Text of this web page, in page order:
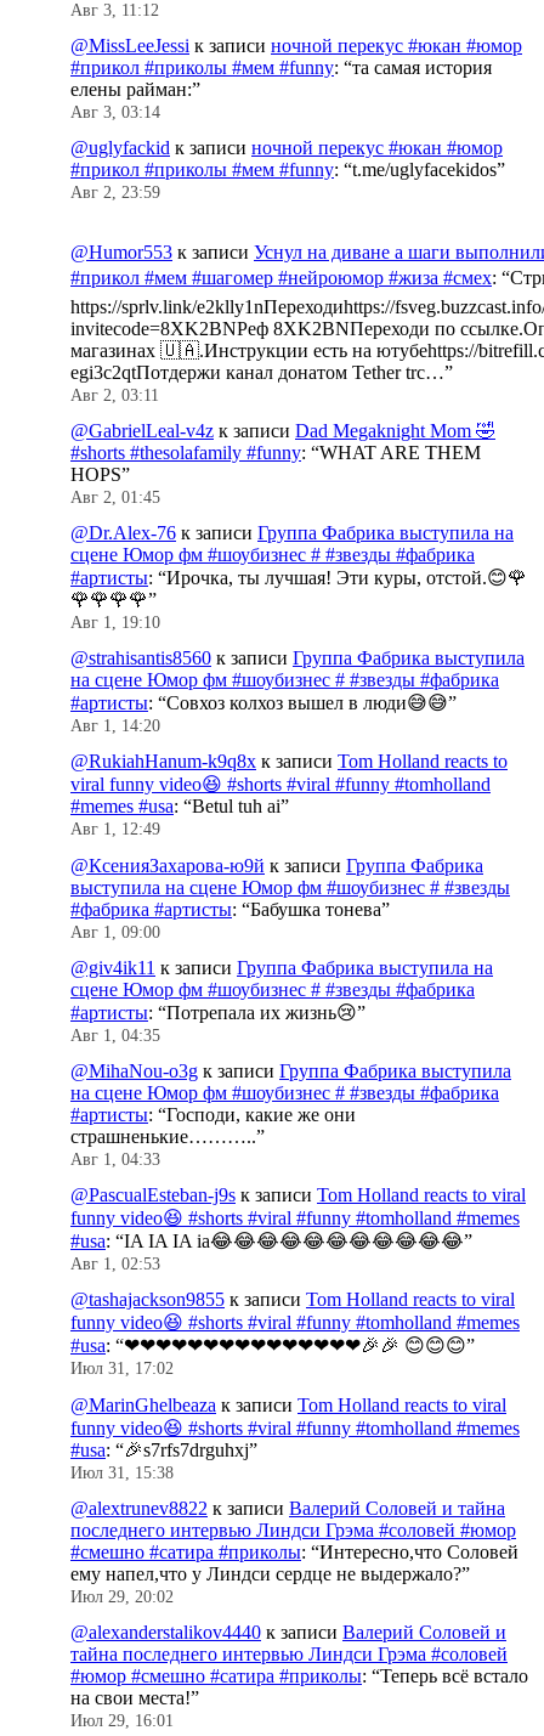
Авг 3, 11:12
@MissLeeJessi к записи ночной перекус #юкан #юмор
#прикол #приколы #мем #funny: “та самая история
елены райман:”
Авг 3, 03:14
@uglyfackid к записи ночной перекус #юкан #юмор
#прикол #приколы #мем #funny: “t.me/uglyfacekidos”
Авг 2, 23:59
@Humor553 к записи Уснул на диване а шаги
#прикол #мем #шагомер #нейроюмор #жиза #смех: “
https://sprlv.link/e2klly1nПереходиhttps://
invitecode=8XK2BNРеф 8XK2BNПереходи по
магазинах 🇺🇦.Инструкции есть на ютубеhttps://
egi3c2qtПотдержи канал донатом Tether trc…”
Авг 2, 03:11
@GabrielLeal-v4z к записи Dad Megaknight Mom 🤣
#shorts #thesolafamily #funny: “WHAT ARE THEM
HOPS”
Авг 2, 01:45
@Dr.Alex-76 к записи Группа Фабрика выступила на
сцене Юмор фм #шоубизнес # #звезды #фабрика
#артисты: “Ирочка, ты лучшая! Эти куры, отстой.😊🌹
🌹🌹🌹🌹”
Авг 1, 19:10
@strahisantis8560 к записи Группа Фабрика выступила
на сцене Юмор фм #шоубизнес # #звезды #фабрика
#артисты: “Совхоз колхоз вышел в люди😅😅”
Авг 1, 14:20
@RukiahHanum-k9q8x к записи Tom Holland reacts to
viral funny video😆 #shorts #viral #funny #tomholland
#memes #usa: “Betul tuh ai”
Авг 1, 12:49
@КсенияЗахарова-ю9й к записи Группа Фабрика
выступила на сцене Юмор фм #шоубизнес # #звезды
#фабрика #артисты: “Бабушка тонева”
Авг 1, 09:00
@giv4ik11 к записи Группа Фабрика выступила на
сцене Юмор фм #шоубизнес # #звезды #фабрика
#артисты: “Потрепала их жизнь😢”
Авг 1, 04:35
@MihaNou-o3g к записи Группа Фабрика выступила
на сцене Юмор фм #шоубизнес # #звезды #фабрика
#артисты: “Господи, какие же они
страшненькие………..”
Авг 1, 04:33
@PascualEsteban-j9s к записи Tom Holland reacts to viral
funny video😆 #shorts #viral #funny #tomholland #memes
#usa: “IA IA IA ia😂😂😂😂😂😂😂😂😂😂😂”
Авг 1, 02:53
@tashajackson9855 к записи Tom Holland reacts to viral
funny video😆 #shorts #viral #funny #tomholland #memes
#usa: “❤❤❤❤❤❤❤❤❤❤❤❤❤❤❤🎉🎉 😊😊😊”
Июл 31, 17:02
@MarinGhelbeaza к записи Tom Holland reacts to viral
funny video😆 #shorts #viral #funny #tomholland #memes
#usa: “🎉s7rfs7drguhxj”
Июл 31, 15:38
@alextrunev8822 к записи Валерий Соловей и тайна
последнего интервью Линдси Грэма #соловей #юмор
#смешно #сатира #приколы: “Интересно,что Соловей
ему напел,что у Линдси сердце не выдержало?”
Июл 29, 20:02
@alexanderstalikov4440 к записи Валерий Соловей и
тайна последнего интервью Линдси Грэма #соловей
#юмор #смешно #сатира #приколы: “Теперь всё встало
на свои места!”
Июл 29, 16:01